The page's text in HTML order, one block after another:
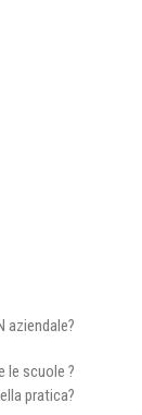
aziendale?
le scuole ?
pratica?